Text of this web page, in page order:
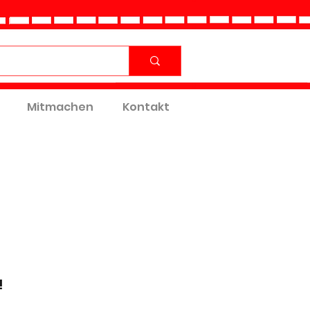
Mitmachen Kontakt